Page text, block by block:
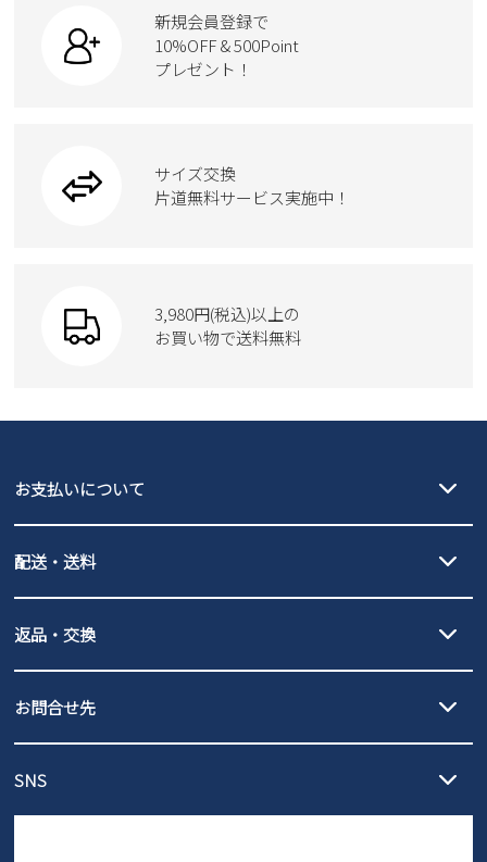
カジュアルシューズ
ワークシューズ
ウェア
moz
ローファー
ブーツ
Parade
GAP
スクール
new balance
瞬足
ボディバッグ
ハンドバッグ
トートバッグ
ケア用品
新規会員登録で
10%OFF & 500Point
プレゼント！
サイズ交換
片道無料サービス実施中！
3,980円(税込)以上の
お買い物で送料無料
お支払いについて
PayPay（オンライン決済）、代金引換のご利用が可能です。
配送・送料
北海道・本州・四国・九州…550円
3,980円（税込）以上お買い上げで送料無料
発送日・送料詳細については
ご利用ください。
全国一律…220円（税込）
発送日・送料詳細についてはご利用ガイドを
ご利用ください。
返品・交換
の片道無料サービスを実施中！
ントとしても安心してご利用いただけるよう、サイズ交換の受付期
お問合せ先
営業時間：11時～17時
SNS